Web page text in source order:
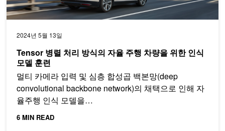
2024년 5월 13일
Tensor 병렬 처리 방식의 자율 주행 차량을 위한 인식
모델 훈련
멀티 카메라 입력 및 심층 합성곱 백본망(deep
convolutional backbone network)의 채택으로 인해 자
율주행 인식 모델을…
6 MIN READ